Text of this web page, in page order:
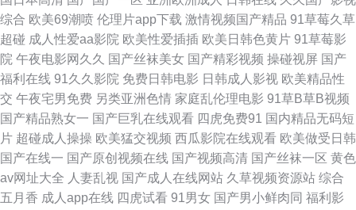
精品 91成人影 91微拍福利 超碰色蝌蚪 福利二页电影 韩国无吗AV 免费成人
福利 婷婷社区五月天 欧美中文字幕AV 影音先锋精东影业 AV网站入 超碰最
新91大神 黄色另类情感 美女羞羞嗯啊网站 日本AV在线播放 婷婷天天日 伊
人大香蕉91 91制服黑丝av 国产91在线视频 黄色视屏观看一区 欧美成人中文
在线 中文字幕在线资源 91探花黑丝在线 AV性爱一本道 国产韩国精品 久久
综合 欧美69潮喷 伦理片app下载 激情视频国产精品 91草莓久草
超碰 成人性爱aa影院 欧美性爱插插 欧美日韩色黄片 91草莓影
院 午夜电影网久久 国产丝袜美女 国产精彩视频 操碰视屏 国产
福利在线 91久久影院 免费日韩电影 日韩成人影视 欧美精品性
交 午夜宅男免费 另类亚洲色情 家庭乱伦理电影 91草B草B视频
国产精品熟女一 国产巨乳在线观看 四虎免费91 国内精品无码短
片 超碰成人操操 欧美猛交视频 西瓜影院在线观看 欧美做受日韩
国产在线一 国产原创视频在线 国产视频高清 国产丝袜一区 黄色
av网址大全 人妻乱视 国产成人在线网站 久草视频资源站 综合
五月香 成人app在线 四虎试看 91男女 国产男小鲜肉同 福利影